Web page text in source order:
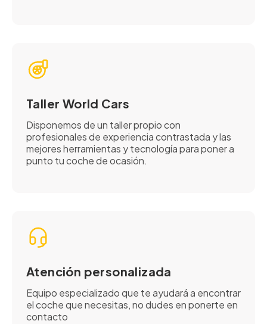
Taller World Cars
Disponemos de un taller propio con
profesionales de experiencia contrastada y las
mejores herramientas y tecnología para poner a
punto tu coche de ocasión.
Atención personalizada
Equipo especializado que te ayudará a encontrar
el coche que necesitas, no dudes en ponerte en
contacto